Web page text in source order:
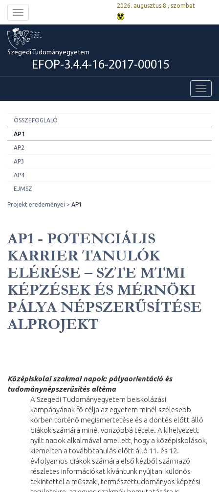
Toggle
navigation
2026. augusztus 8., szombat
Szegedi Tudományegyetem
EFOP-3.4.4-16-2017-00015
ÖSSZEFOGLALÓ
AP1
AP2
AP3
AP4
EJMSZ
Projekt eredeményei AP1
AP1 - POTENCIÁLIS
KARRIER TANULÓK
ELÉRÉSE – SZTE MTMI
KÉPZÉSEK ÉS MÉRNÖKI
PÁLYA NÉPSZERŰSÍTÉSE
ALPROJEKT
Középiskolai szakmai napok: pályaorientáció és
tudománynépszerűsítés altéma
A Szegedi Tudományegyetem beiskolázási
kampányának fő célja az egyetem minél szélesebb
körben történő megismertetése és a döntés előtt álló
diákok számára minél vonzóbbá tétele. A kihelyezett
nyílt napok alkalmával amellett, hogy a középiskolások,
kiemelten a továbbtanulás előtt álló 11. és 12.
évfolyamos diákok számára első kézből származó
részletes információkat kívántunk nyújtani különös
tekintettel a műszaki, természettudományos képzési